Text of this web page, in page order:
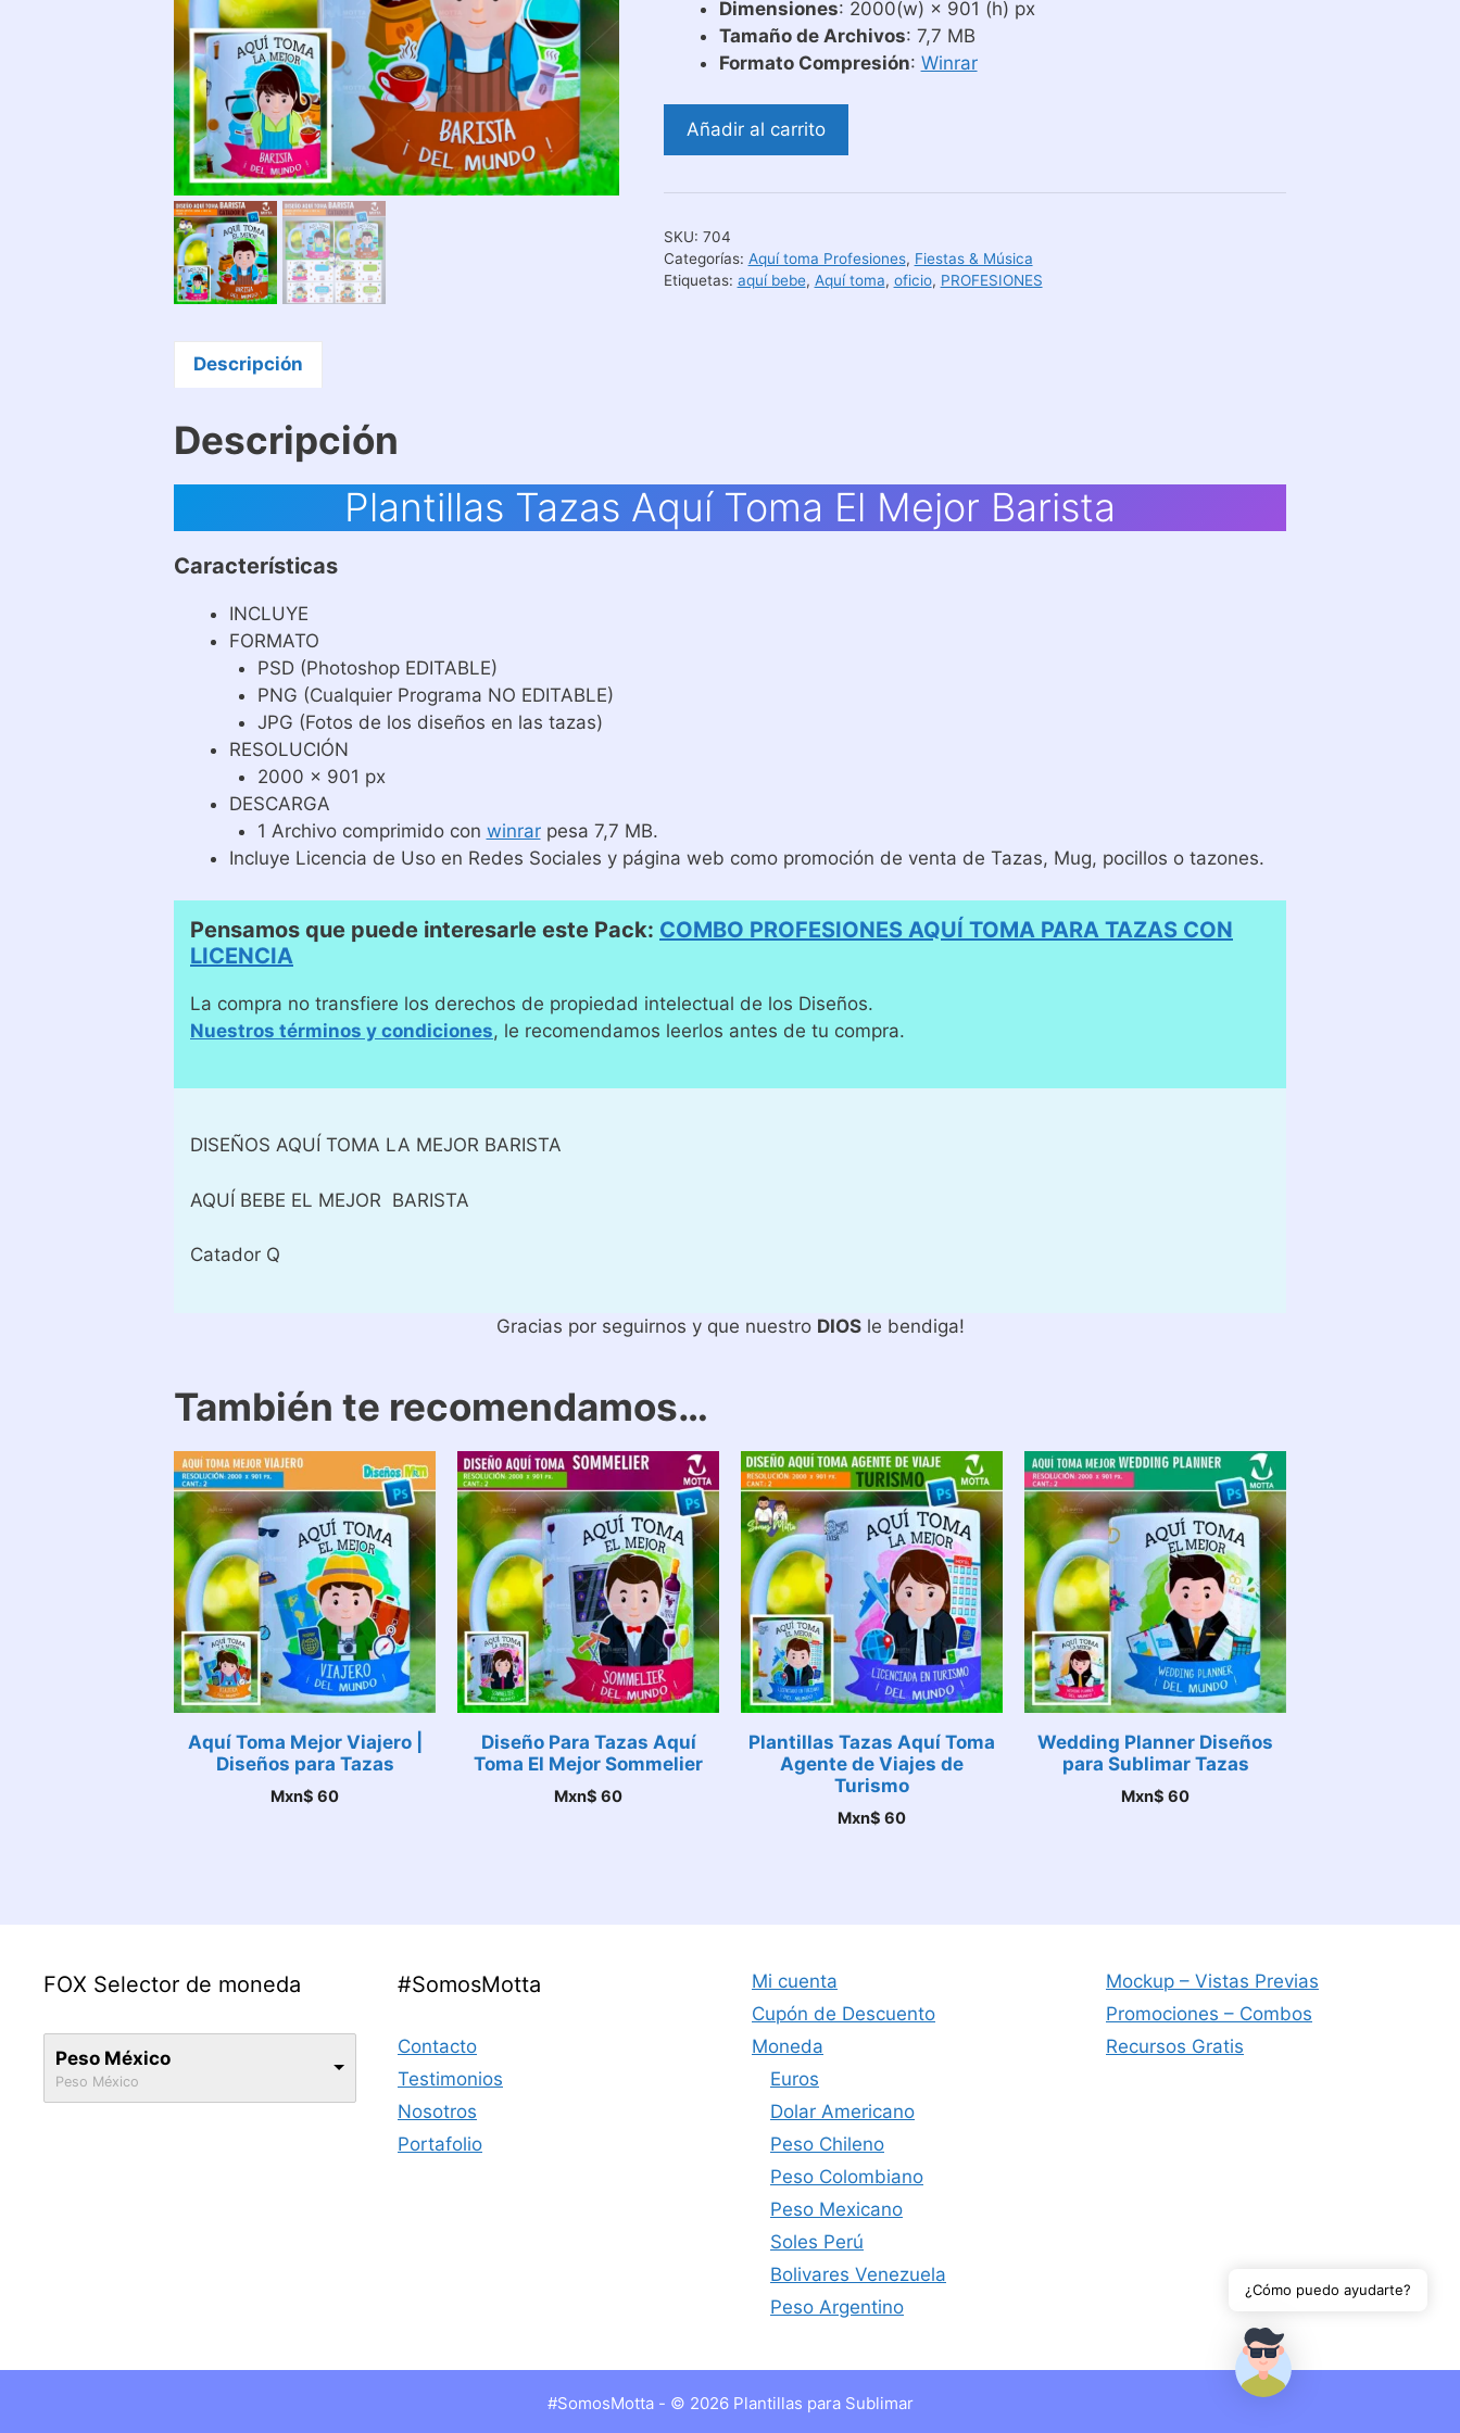
Dimensiones: 2000(w) × 901 (h) px
Tamaño de Archivos: 7,7 MB
Formato Compresión: Winrar
Plantillas
Tazas
Toma
Mejor
Barista
Añadir al carrito
SKU: 704
Categorías: Aquí toma Profesiones, Fiestas & Música
Etiquetas: aquí bebe, Aquí toma, oficio, PROFESIONES
Descripción
Descripción
Plantillas Tazas Aquí Toma El Mejor Barista
Características
INCLUYE
FORMATO
PSD (Photoshop EDITABLE)
PNG (Cualquier Programa NO EDITABLE)
JPG (Fotos de los diseños en las tazas)
RESOLUCIÓN
2000 x 901 px
DESCARGA
1 Archivo comprimido con winrarpesa 7,7 MB.
Incluye Licencia de Uso en Redes Sociales y página web como promoción de venta de Tazas, Mug, pocillos o tazones.
Pensamos que puede interesarle este Pack: COMBO PROFESIONES AQUÍ TOMA PARA TAZAS CON
LICENCIA
La compra no transfiere los derechos de propiedad intelectual de los Diseños.
Nuestros términos y condiciones, le recomendamos leerlos antes de tu compra.
DISEÑOS AQUÍ TOMA LA MEJOR BARISTA
AQUÍ BEBE EL MEJOR BARISTA
Catador Q
Gracias por seguirnos y que nuestro DIOSle bendiga!
También te recomendamos…
Aquí Toma Mejor Viajero |
Diseños para Tazas
Mxn$ 60
Diseño Para Tazas Aquí
Toma El Mejor Sommelier
Mxn$ 60
Plantillas Tazas Aquí Toma
Agente de Viajes de
Turismo
Mxn$ 60
Wedding Planner Diseños
para Sublimar Tazas
Mxn$ 60
FOX Selector de moneda
Peso México
Peso México
#SomosMotta
Contacto
Testimonios
Nosotros
Portafolio
Mi cuenta
Cupón de Descuento
Moneda
Euros
Dolar Americano
Peso Chileno
Peso Colombiano
Peso Mexicano
Soles Perú
Bolivares Venezuela
Peso Argentino
Mockup – Vistas Previas
Promociones – Combos
Recursos Gratis
#SomosMotta - © 2026 Plantillas para Sublimar
¿Cómo puedo ayudarte?